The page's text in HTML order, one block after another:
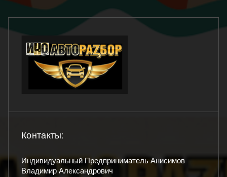
Контакты:
Индивидуальный Предприниматель Анисимов
Владимир Александрович